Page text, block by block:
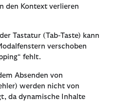
den Kontext verlieren
Tastatur (Tab-Taste) kann
verschoben
fehlt.
Absenden von
werden nicht von
da dynamische Inhalte